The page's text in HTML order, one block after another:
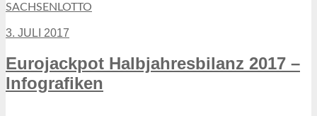
SACHSENLOTTO
3. JULI 2017
Eurojackpot Halbjahresbilanz 2017 –
Infografiken